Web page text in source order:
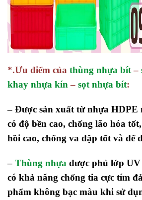
*.Ưu điểm của thùng nhựa bít–
khay nhựa kín– sọt nhựa bít:
– Được sản xuất từ nhựa HDPE
có độ bền cao, chống lão hóa
hồi cao, chống va đập tốt và để
– Thùng nhựa được phủ lớp UV
có khả năng chống tia cực tím
phẩm không bạc màu khi sử